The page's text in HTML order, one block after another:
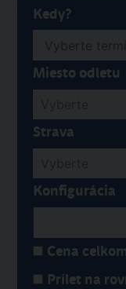
Kedy?
Miesto odletu
Strava
Konfigurácia
Cena
Prílet na